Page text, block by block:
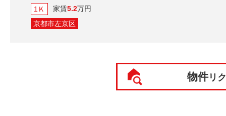
1Ｋ
家賃5.2万円
京都市左京区
物件リ